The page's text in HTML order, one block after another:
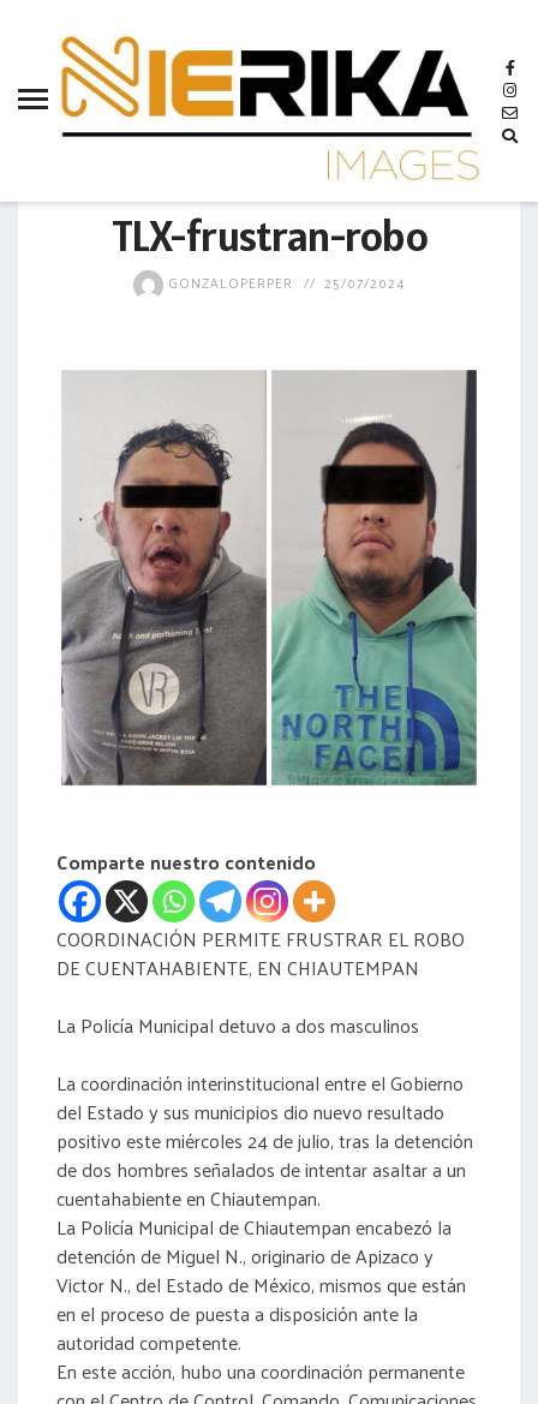
TLX-frustran-robo
GONZALOPERPER 25/07/2024
Comparte nuestro contenido
COORDINACIÓN PERMITE FRUSTRAR EL ROBO
DE CUENTAHABIENTE, EN CHIAUTEMPAN
La Policía Municipal detuvo a dos masculinos
La coordinación interinstitucional entre el Gobierno
del Estado y sus municipios dio nuevo resultado
positivo este miércoles 24 de julio, tras la detención
de dos hombres señalados de intentar asaltar a un
cuentahabiente en Chiautempan.
La Policía Municipal de Chiautempan encabezó la
detención de Miguel N., originario de Apizaco y
Victor N., del Estado de México, mismos que están
en el proceso de puesta a disposición ante la
autoridad competente.
En este acción, hubo una coordinación permanente
aamtlax
abanderamiento
acreditación